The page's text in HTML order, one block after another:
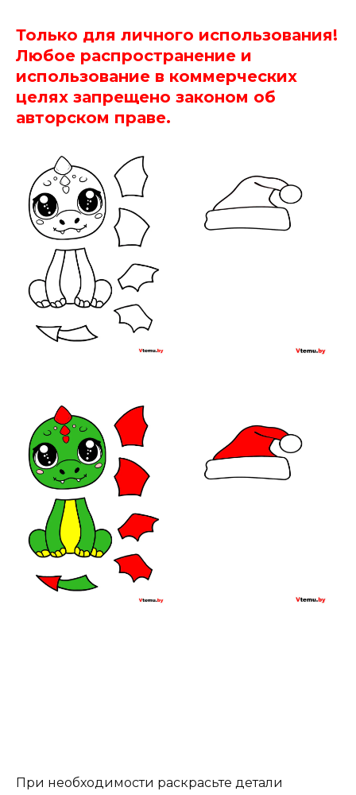
Только для личного использования!
Любое распространение и
использование в коммерческих
целях запрещено законом об
авторском праве.
При необходимости раскрасьте детали